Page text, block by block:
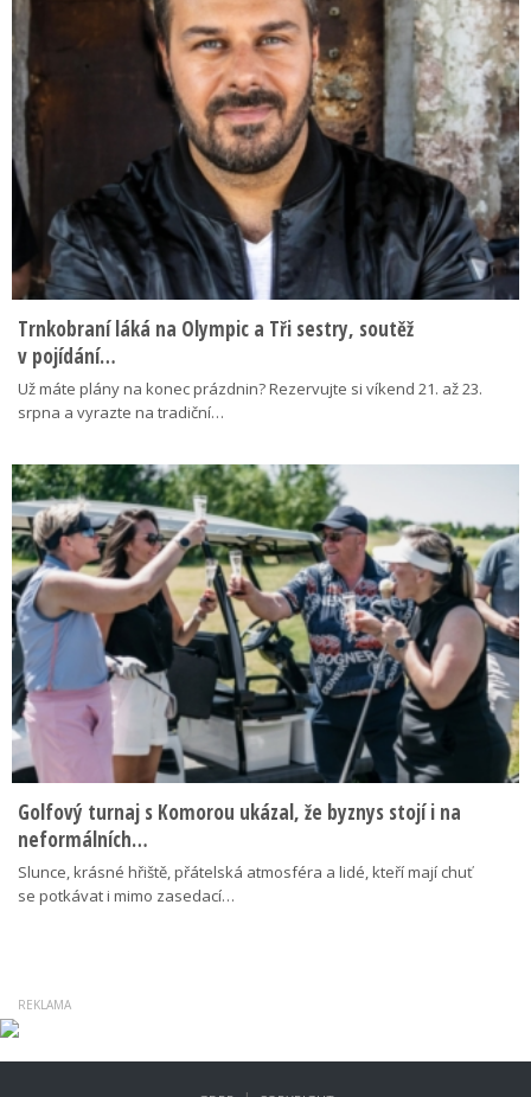
Trnkobraní láká na Olympic a Tři sestry, soutěž
v pojídání…
Už máte plány na konec prázdnin? Rezervujte si víkend 21. až 23.
srpna a vyrazte na tradiční…
Golfový turnaj s Komorou ukázal, že byznys stojí i na
neformálních…
Slunce, krásné hřiště, přátelská atmosféra a lidé, kteří mají chuť
se potkávat i mimo zasedací…